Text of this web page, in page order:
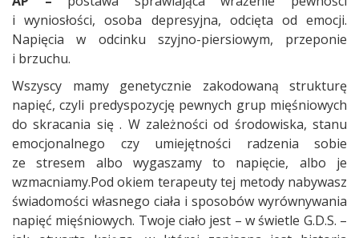
i wyniosłości, osoba depresyjna, odcięta od emocji.
Napięcia w odcinku szyjno-piersiowym, przeponie
i brzuchu.
Wszyscy mamy genetycznie zakodowaną strukturę
napięć, czyli predyspozycję pewnych grup mięśniowych
do skracania się . W zależności od środowiska, stanu
emocjonalnego czy umiejętności radzenia sobie
ze stresem albo wygaszamy to napięcie, albo je
wzmacniamy.Pod okiem terapeuty tej metody nabywasz
świadomości własnego ciała i sposobów wyrównywania
napięć mięśniowych. Twoje ciało jest – w świetle G.D.S. –